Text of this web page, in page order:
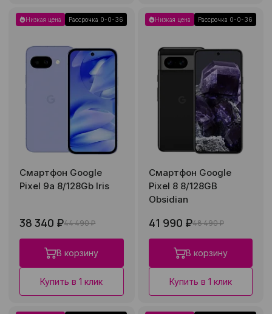
Низкая цена Рассрочка 0-0-36
Смартфон Google
Pixel 9a 8/128Gb Iris
38 340 ₽44 490 ₽
В корзину
Купить в 1 клик
Низкая цена Рассрочка 0-0-36
Смартфон Google
Pixel 8 8/128GB
Obsidian
41 990 ₽48 490 ₽
В корзину
Купить в 1 клик